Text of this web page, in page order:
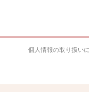
個人情報の取り扱い